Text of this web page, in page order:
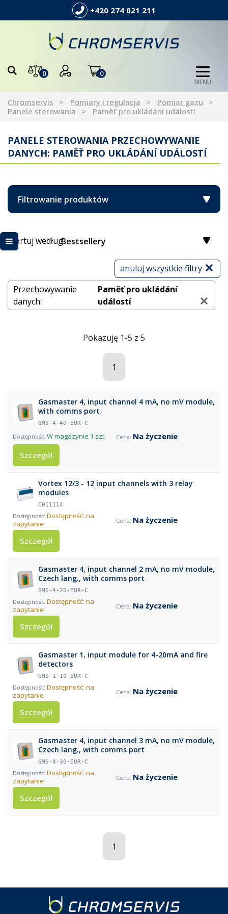
+420 274 021 211
0 0
MENU
Chromservis Pomiary i regulacja
Pomiar gazu
Panele sterowania
Paměť pro ukládání událostí
PANELE STEROWANIA PRZECHOWYWANIE
DANYCH: PAMĚŤ PRO UKLÁDÁNÍ UDÁLOSTÍ
Filtrowanie produktów
Sortuj według:Bestsellery
anuluj wszystkie filtry
Przechowywanie
danych:
Paměť pro ukládání
událostí
Pokazuję 1-5 z 5
1
Gasmaster 4, input channel 4 mA, no mV module,
with comms port
GMS-4-40-EUR-C
W magazynie 1 szt
Na życzenie
Szczegół
Vortex 12/3 - 12 input channels with 3 relay
modules
C011114
Dostępność: na
zapytanie
Na życzenie
Szczegół
Gasmaster 4, input channel 2 mA, no mV module,
Czech lang., with comms port
GMS-4-20-EUR-C
Dostępność: na
zapytanie
Na życzenie
Szczegół
Gasmaster 1, input module for 4-20mA and fire
detectors
GMS-1-10-EUR-C
Dostępność: na
zapytanie
Na życzenie
Szczegół
Gasmaster 4, input channel 3 mA, no mV module,
Czech lang., with comms port
GMS-4-30-EUR-C
Dostępność: na
zapytanie
Na życzenie
Szczegół
1